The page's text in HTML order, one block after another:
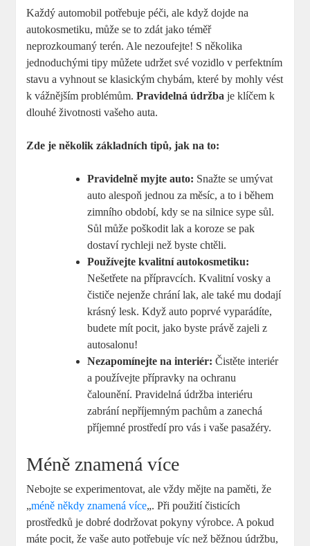
Každý automobil potřebuje péči, ale když dojde na
autokosmetiku, může se to zdát jako téměř
neprozkoumaný terén. Ale nezoufejte! S několika
jednoduchými tipy můžete udržet své vozidlo v perfektním
stavu a vyhnout se klasickým chybám, které by mohly vést
k vážnějším problémům.Pravidelná údržba je klíčem k
dlouhé životnosti vašeho auta.
Zde je několik základních tipů, jak na to:
Pravidelně myjte auto: Snažte se umývat
auto alespoň jednou za měsíc, a to i během
zimního období, kdy se na silnice sype sůl.
Sůl může poškodit lak a koroze se pak
dostaví rychleji než byste chtěli.
Používejte kvalitní autokosmetiku:
Nešetřete na přípravcích. Kvalitní vosky a
čističe nejenže chrání lak, ale také mu dodají
krásný lesk. Když auto poprvé vyparádíte,
budete mít pocit, jako byste právě zajeli z
autosalonu!
Nezapomínejte na interiér: Čistěte interiér
a používejte přípravky na ochranu
čalounění. Pravidelná údržba interiéru
zabrání nepříjemným pachům a zanechá
příjemné prostředí pro vás i vaše pasažéry.
Méně znamená více
Nebojte se experimentovat, ale vždy mějte na paměti, že
„méně někdy znamená více„. Při použití čisticích
prostředků je dobré dodržovat pokyny výrobce. A pokud
máte pocit, že vaše auto potřebuje víc než běžnou údržbu,